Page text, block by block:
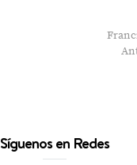
Síguenos en Redes